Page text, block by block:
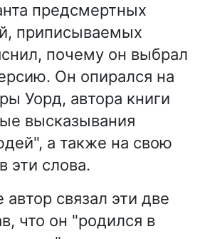
предсмертных
приписываемых
почему он выбрал
Он опирался на
Уорд, автора книги
высказывания
а также на свою
эти слова.
связал эти две
что он "родился в